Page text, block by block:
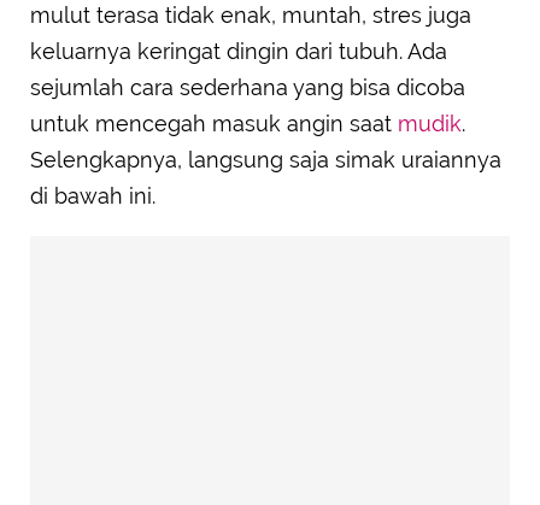
mulut terasa tidak enak, muntah, stres juga
keluarnya keringat dingin dari tubuh. Ada
sejumlah cara sederhana yang bisa dicoba
untuk mencegah masuk angin saat mudik.
Selengkapnya, langsung saja simak uraiannya
di bawah ini.